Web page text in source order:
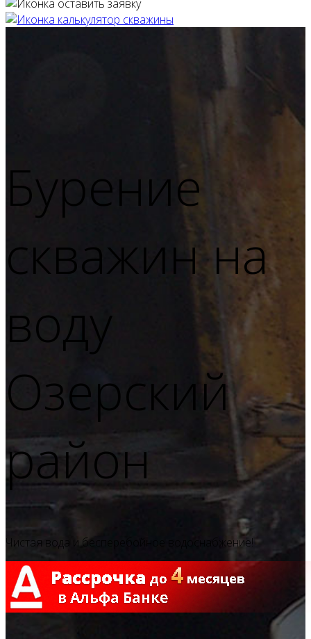
Бурение
скважин на
воду
Озерский
район
Чистая вода и бесперебойное водоснабжение!